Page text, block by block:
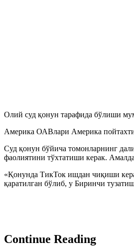
Олий суд қонун тарафида бўлиши
Америка ОАВлари Америка
Суд қонун бўйича томонларнинг
фаолиятини тўхтатиши керак.
«Қонунда ТикТок ишдан чиқиши
қаратилган бўлиб, у Биринчи
Continue Reading